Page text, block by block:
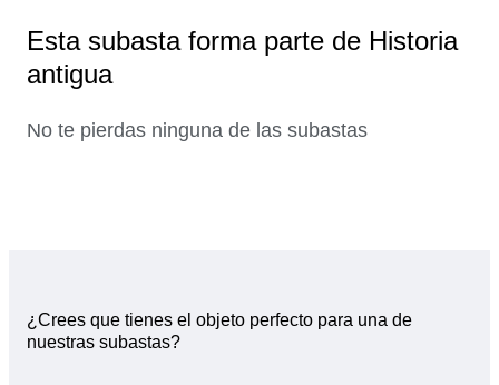
Esta subasta forma parte de Historia
antigua
No te pierdas ninguna de las subastas
¿Crees que tienes el objeto perfecto para una de
nuestras subastas?